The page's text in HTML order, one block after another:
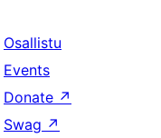
Osallistu
Events
Donate ↗
Swag ↗